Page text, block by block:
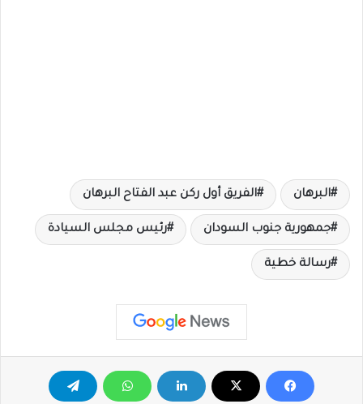
البرهان الفريق أول ركن عبد الفتاح البرهان
جمهورية جنوب السودان رئيس مجلس السيادة
رسالة خطية